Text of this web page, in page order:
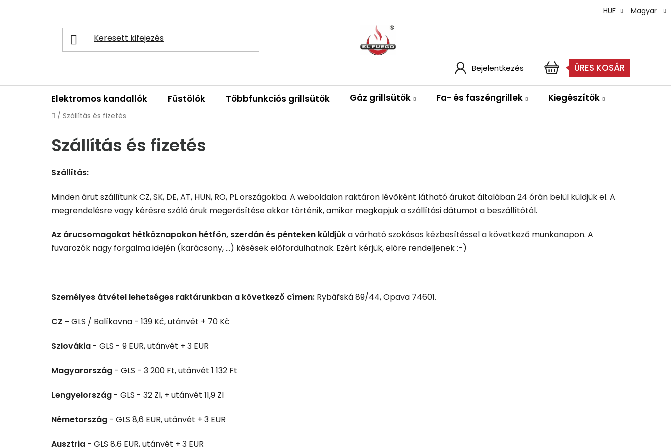
HUF Magyar
Bejelentkezés KOSÁR ÜRES KOSÁR
Elektromos kandallók Füstölők Többfunkciós grillsütők Gáz grillsütők Fa- és faszéngrillek Kiegészítők
Kezdőlap
/ Szállítás és fizetés
Szállítás és fizetés
Szállítás:
Minden árut szállítunk CZ, SK, DE, AT, HUN, RO, PL országokba. A weboldalon raktáron lévőként látható árukat általában 24 órán belül küldjük el. A
megrendelésre vagy kérésre szóló áruk megerősítése akkor történik, amikor megkapjuk a szállítási dátumot a beszállítótól.
Az árucsomagokat hétköznapokon hétfőn, szerdán és pénteken küldjüka várható szokásos kézbesítéssel a következő munkanapon. A
fuvarozók nagy forgalma idején (karácsony, ...) késések előfordulhatnak. Ezért kérjük, előre rendeljenek :-)
Személyes átvétel lehetséges raktárunkban a következő címen: Rybářská 89/44, Opava 74601.
CZ - GLS / Balíkovna - 139 Kč, utánvét + 70 Kč
Szlovákia - GLS - 9 EUR, utánvét + 3 EUR
Magyarország - GLS - 3 200 Ft, utánvét 1 132 Ft
Lengyelország - GLS - 32 Zl, + utánvét 11,9 Zl
Németország - GLS 8,6 EUR, utánvét + 3 EUR
Ausztria - GLS 8,6 EUR, utánvét + 3 EUR